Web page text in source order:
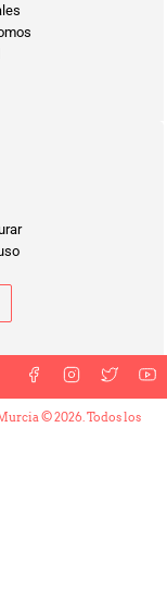
© 2026. Todos los